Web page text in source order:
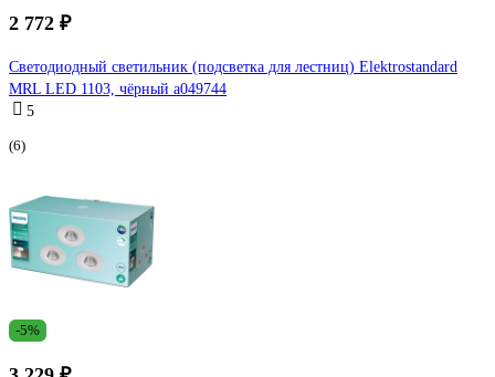
2 772 ₽
Светодиодный светильник (подсветка для лестниц) Elektrostandard
MRL LED 1103, чёрный a049744
5
(6)
-5%